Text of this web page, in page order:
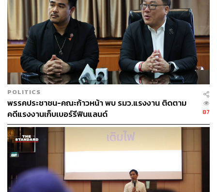
จากนั้น เคท ได้ดำเนินการประชุมตามวาระ ได้แก่ การ
กำหนดชื่อย่อและภาพเครื่องหมายพรรคอนาคตใหม่ คำ
ประกาศอุดมการณ์ทางการเมือง ข้อบังคับและนโยบาย
โครงสร้างการบริหารและตำแหน่งต่างๆ รวมทั้งสาขาและ
ตัวแทนประจำจังหวัด วิธีการบริหารทรัพย์สิน และการจัดทำ
บัญชีของพรรค
โดยที่ประชุมได้พิจารณาวาระการประชุมจัดตั้งพรรค ครบ
ตามหลักเกณฑ์ในการบริหารและการดำเนินกิจการทางการ
เมืองของพรรค ซึ่งสอดคล้องกับพระราชบัญญัติประกอบ
รัฐธรรมนูญว่าด้วยพรรคการเมือง พ.ศ. 2560 ครบทุกวาระ
POLITICS
พรรคประชาชน-คณะก้าวหน้า พบ รมว.แรงงาน ติดตาม
คดีแรงงานเก็บเบอร์รีฟินแลนด์
87